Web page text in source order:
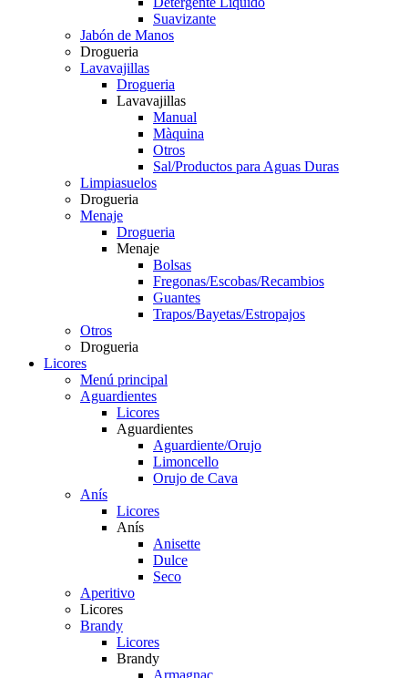
Suavizante
Jabón de Manos
Drogueria
Lavavajillas
Drogueria
Lavavajillas
Manual
Màquina
Otros
Sal/Productos para Aguas Duras
Limpiasuelos
Drogueria
Menaje
Drogueria
Menaje
Bolsas
Fregonas/Escobas/Recambios
Guantes
Trapos/Bayetas/Estropajos
Otros
Drogueria
Licores
Menú principal
Aguardientes
Licores
Aguardientes
Aguardiente/Orujo
Limoncello
Orujo de Cava
Anís
Licores
Anís
Anisette
Dulce
Seco
Aperitivo
Licores
Brandy
Licores
Brandy
Armagnac